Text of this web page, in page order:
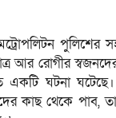
পুলিশের
আর রোগীর
একটি ঘটনা ঘটেছে।
কাছ থেকে পাব,